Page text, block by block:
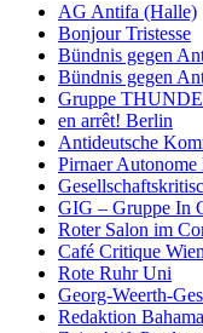
AG Antifa (Halle)
Bonjour Tristesse
Bündnis gegen
Bündnis gegen
Gruppe
en arrêt! Berlin
Antideutsche
Pirnaer
GIG – Gruppe In
Roter Salon im
Café Critique Wien
Rote Ruhr Uni
Georg-Weerth-
Redaktion